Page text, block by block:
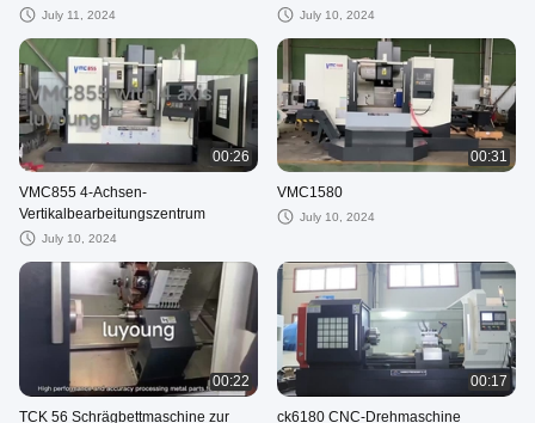
July 11, 2024 July 10, 2024
00:26
VMC855 4-Achsen-
Vertikalbearbeitungszentrum
July 10, 2024
00:31
VMC1580
July 10, 2024
00:22
TCK 56 Schrägbettmaschine zur
00:17
ck6180 CNC-Drehmaschine